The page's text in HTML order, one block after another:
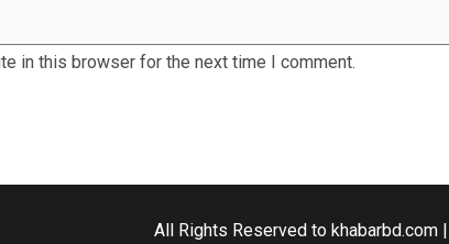
in this browser for the next time I comment.
All Rights Reserved to khabarbd.com